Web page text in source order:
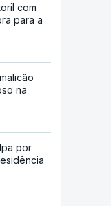
com
para a
na
por